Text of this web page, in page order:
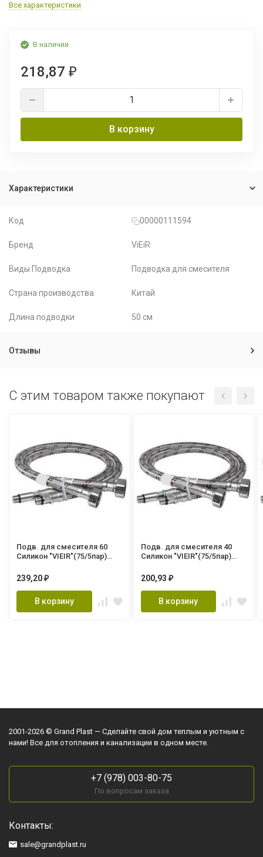
Все характеристики
В наличии
218,87 ₽
В корзину
Характеристики
Код 00000111594
Бренд ViEiR
Виды Подводка Подводка для смесителя
Страна производства Китай
Длина подводки 50 см
Отзывы
C этим товаром также покупают
Подв. для смесителя 60
Силикон "VIEIR"(75/5пар)
239,20 ₽
В корзину
Подв. для смесителя 40
Силикон "VIEIR"(75/5пар)
200,93 ₽
В корзину
2001-2026 © Grand Plast — Сделайте свой дом теплым и уютным с
нами! Все для отопления и канализации в одном месте.
+7 (978) 003-80-75
По вопросам заказа
Контакты:
sale@grandplast.ru